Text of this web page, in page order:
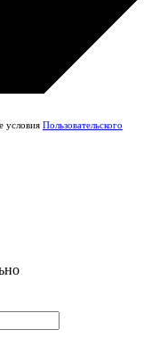
условия Пользовательского